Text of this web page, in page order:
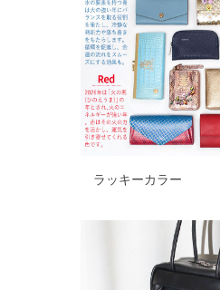
ラッキーカラー